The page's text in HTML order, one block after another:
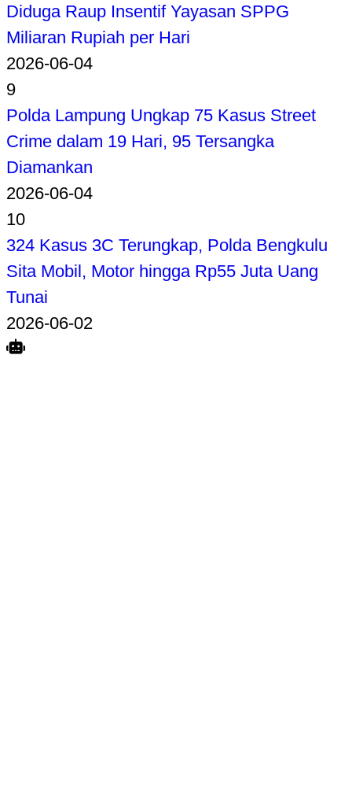
Diduga Raup Insentif Yayasan SPPG
Miliaran Rupiah per Hari
2026-06-04
9
Polda Lampung Ungkap 75 Kasus Street
Crime dalam 19 Hari, 95 Tersangka
Diamankan
2026-06-04
10
324 Kasus 3C Terungkap, Polda Bengkulu
Sita Mobil, Motor hingga Rp55 Juta Uang
Tunai
2026-06-02